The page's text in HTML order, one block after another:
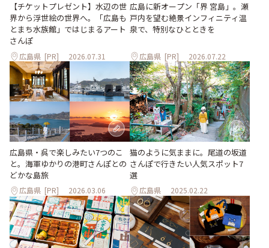
【チケットプレゼント】水辺の世
界から浮世絵の世界へ。「広島も
とまち水族館」ではじまるアート
さんぽ
広島県 [PR] 2026.07.31
広島に新オープン「界 宮島」。瀬
戸内を望む絶景インフィニティ温
泉で、特別なひとときを
広島県 [PR] 2026.07.22
広島県・呉で楽しみたい7つのこ
と。海軍ゆかりの港町さんぽとの
どかな島旅
広島県 [PR] 2026.03.06
猫のように気ままに。尾道の坂道
さんぽで行きたい人気スポット7
選
広島県 2025.02.22